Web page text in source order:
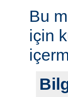
Bu
için